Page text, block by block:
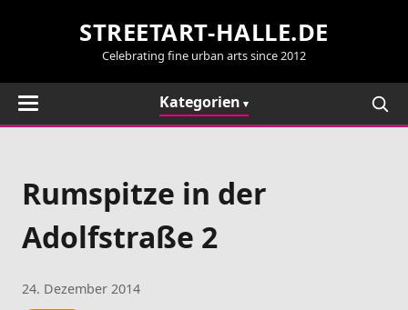
STREETART-HALLE.DE
Celebrating fine urban arts since 2012
Kategorien
Rumspitze in der
Adolfstraße 2
24. Dezember 2014